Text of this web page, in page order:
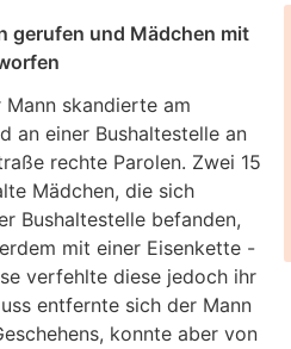
gerufen und Mädchen mit
Mann skandierte am
an einer Bushaltestelle an
rechte Parolen. Zwei 15
Mädchen, die sich
Bushaltestelle befanden,
mit einer Eisenkette -
verfehlte diese jedoch ihr
entfernte sich der Mann
konnte aber von